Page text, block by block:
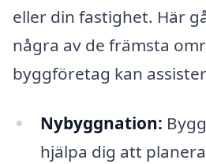
eller din fastighet. Här
några av de främsta
byggföretag kan
Nybyggnation:
hjälpa dig att